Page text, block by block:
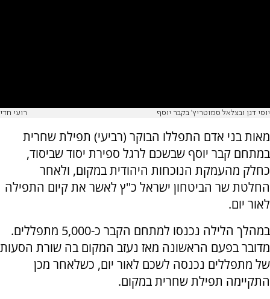
יוסי דגן ובצלאל סמוטריץ' בקבר יוסף רועי חדי
מאות בני אדם התפללו הבוקר (רביעי) תפילת שחרית
במתחם קבר יוסף שבשכם לרגל ספירת יסוד שביסוד,
כחלק מהעמקת הנוכחות היהודית במקום, ולאחר
החלטת שר הביטחון ישראל כ"ץ לאשר את קיום התפילה
לאור יום.
במהלך הלילה נכנסו למתחם הקבר כ-5,000 מתפללים.
מדובר בפעם הראשונה מאז נעזב המקום בה שורת הסעות
של מתפללים נכנסה לשכם לאור יום, כשלאחר מכן
התקיימה תפילת שחרית במקום.